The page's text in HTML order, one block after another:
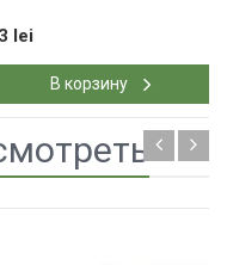
lei
В корзину